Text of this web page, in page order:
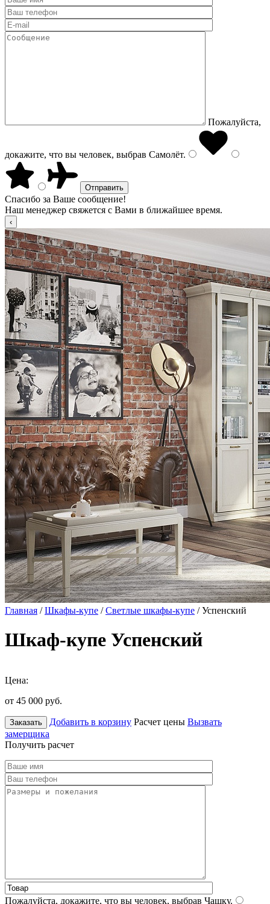
Пожалуйста,
докажите, что вы человек, выбрав Самолёт.
Спасибо за Ваше сообщение!
Наш менеджер свяжется с Вами в ближайшее время.
Главная /Шкафы-купе /Светлые шкафы-купе / Успенский
Шкаф-купе Успенский
Цена:
от 45 000 руб.
Заказать Добавить в корзину Расчет цены Вызвать
замерщика
Получить расчет
Пожалуйста, докажите, что вы человек, выбрав Чашку.